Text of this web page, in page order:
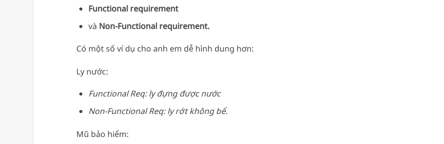
Functional requirement
và Non-Functional requirement.
Có một số ví dụ cho anh em dễ hình dung hơn:
Ly nước:
Functional Req: ly đựng được nước
Non-Functional Req: ly rớt không bể.
Mũ bảo hiểm: